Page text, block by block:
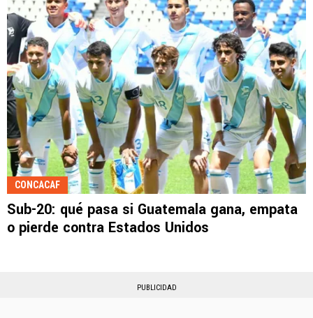
CONCACAF
Sub-20: qué pasa si Guatemala gana, empata
o pierde contra Estados Unidos
PUBLICIDAD